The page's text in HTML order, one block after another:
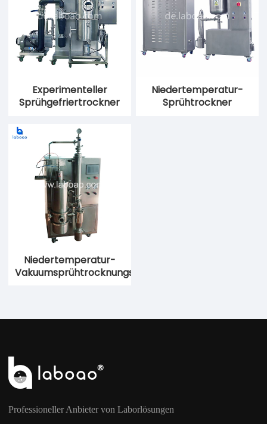
Experimenteller
Sprühgefriertrockner
Niedertemperatur-
Sprühtrockner
Niedertemperatur-
Vakuumsprühtrocknungsmaschine
Professioneller Anbieter von Laborlösungen